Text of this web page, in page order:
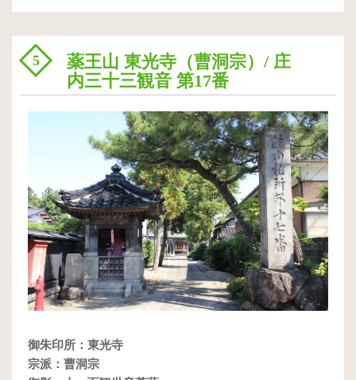
5
薬王山 東光寺（曹洞宗）/ 庄
内三十三観音 第17番
御朱印所：東光寺
宗派：曹洞宗